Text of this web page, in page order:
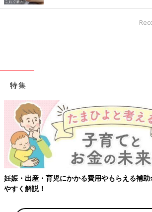
特集
妊娠・出産・育児にかかる費用やもらえる補助
やすく解説！